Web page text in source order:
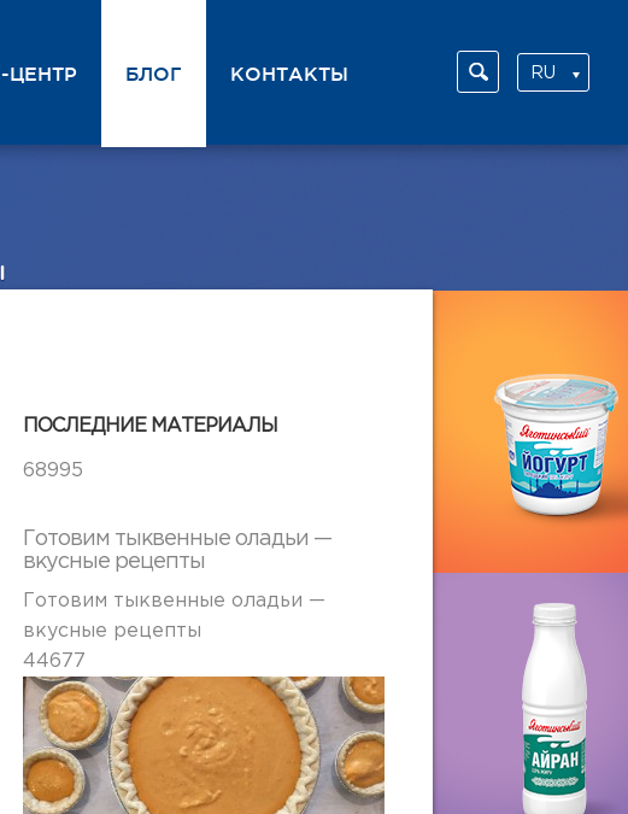
RU
ЦЕНТР БЛОГ КОНТАКТЫ
ПОСЛЕДНИЕ МАТЕРИАЛЫ
68995
Готовим тыквенные оладьи —
вкусные рецепты
Готовим тыквенные оладьи —
вкусные рецепты
44677